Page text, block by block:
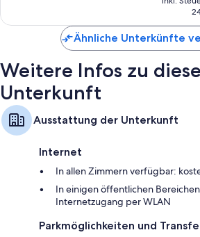
Bewertungen
Ähnliche Unterkünfte
Weitere Infos zu
Unterkunft
Ausstattung der Unterkunft
Internet
In allen Zimmern verfügbar:
In einigen öffentlichen
Internetzugang per WLAN
Parkmöglichkeiten und